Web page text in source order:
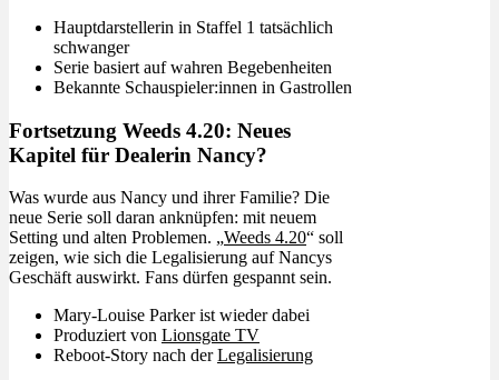
Hauptdarstellerin in Staffel 1 tatsächlich
schwanger
Serie basiert auf wahren Begebenheiten
Bekannte Schauspieler:innen in Gastrollen
Fortsetzung Weeds 4.20: Neues
Kapitel für Dealerin Nancy?
Was wurde aus Nancy und ihrer Familie? Die
neue Serie soll daran anknüpfen: mit neuem
Setting und alten Problemen. „Weeds 4.20“ soll
zeigen, wie sich die Legalisierung auf Nancys
Geschäft auswirkt. Fans dürfen gespannt sein.
Mary-Louise Parker ist wieder dabei
Produziert von Lionsgate TV
Reboot-Story nach derLegalisierung